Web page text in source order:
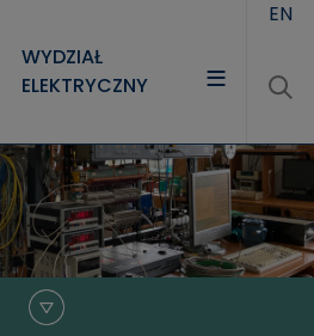
WYDZIAŁ
ELEKTRYCZNY
EN